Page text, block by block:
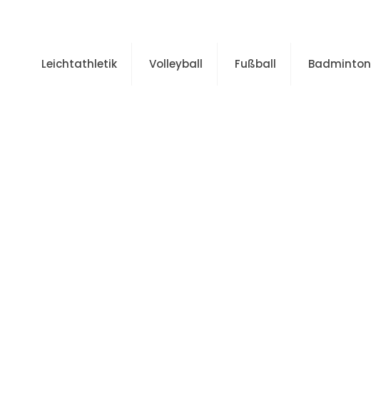
Leichtathletik Volleyball Fußball Badminton